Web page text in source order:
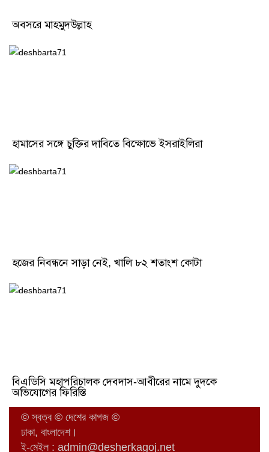
অবসরে মাহমুদউল্লাহ
হামাসের সঙ্গে চুক্তির দাবিতে বিক্ষোভে ইসরাইলিরা
হজের নিবন্ধনে সাড়া নেই, খালি ৮২ শতাংশ কোটা
বিএডিসি মহাপরিচালক দেবদাস-আবীরের নামে দুদকে
অভিযোগের ফিরিস্তি
© স্বত্ব © দেশের কাগজ ©
ঢাকা, বাংলাদেশ।
ই-মেইল : admin@desherkagoj.net